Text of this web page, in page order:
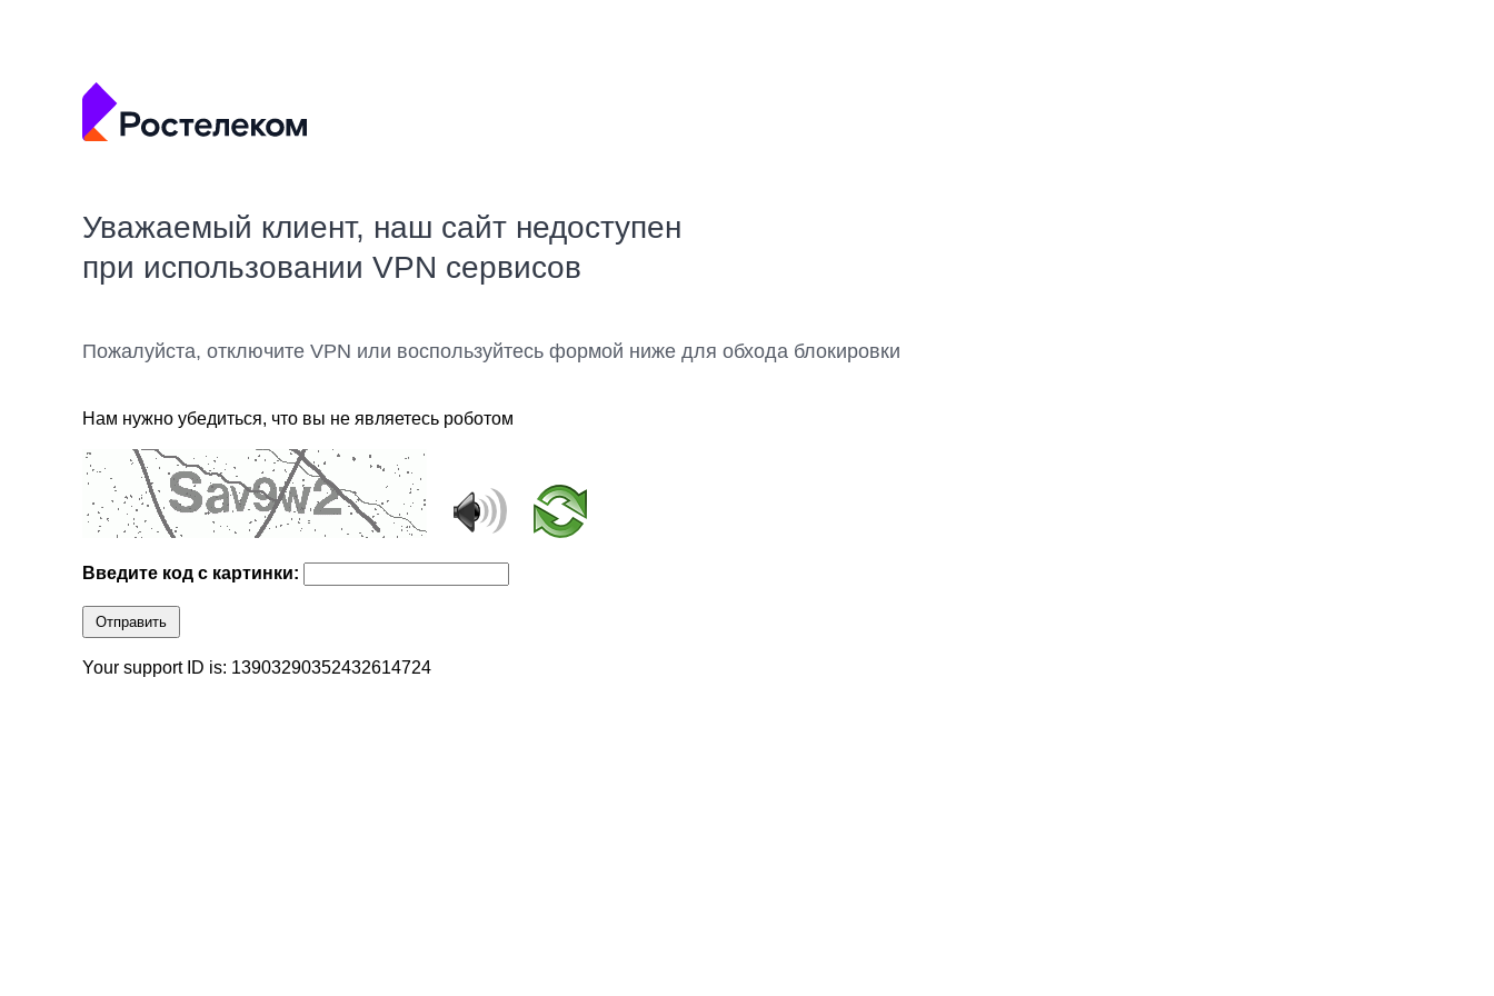
Уважаемый клиент, наш сайт недоступен
при использовании VPN сервисов
Пожалуйста, отключите VPN или воспользуйтесь формой ниже для обхода блокировки
Нам нужно убедиться, что вы не являетесь роботом
Введите код с картинки:
Отправить
Your support ID is: 13903290352432614724